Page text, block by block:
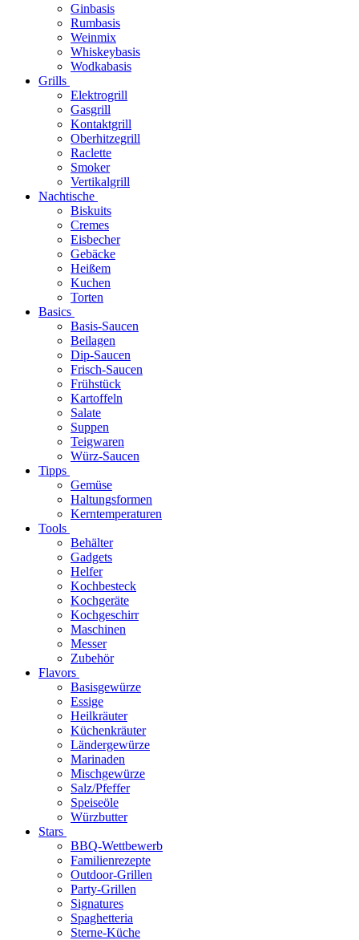
Ginbasis
Rumbasis
Weinmix
Whiskeybasis
Wodkabasis
Grills
Elektrogrill
Gasgrill
Kontaktgrill
Oberhitzegrill
Raclette
Smoker
Vertikalgrill
Nachtische
Biskuits
Cremes
Eisbecher
Gebäcke
Heißem
Kuchen
Torten
Basics
Basis-Saucen
Beilagen
Dip-Saucen
Frisch-Saucen
Frühstück
Kartoffeln
Salate
Suppen
Teigwaren
Würz-Saucen
Tipps
Gemüse
Haltungsformen
Kerntemperaturen
Tools
Behälter
Gadgets
Helfer
Kochbesteck
Kochgeräte
Kochgeschirr
Maschinen
Messer
Zubehör
Flavors
Basisgewürze
Essige
Heilkräuter
Küchenkräuter
Ländergewürze
Marinaden
Mischgewürze
Salz/Pfeffer
Speiseöle
Würzbutter
Stars
BBQ-Wettbewerb
Familienrezepte
Outdoor-Grillen
Party-Grillen
Signatures
Spaghetteria
Sterne-Küche